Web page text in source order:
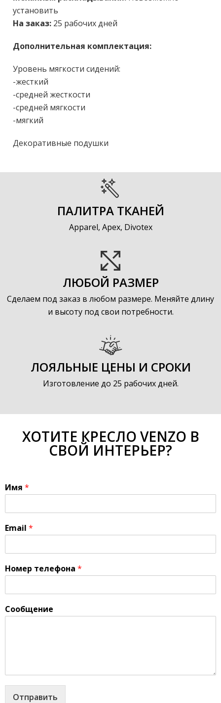
установить
На заказ: 25 рабочих дней
Дополнительная комплектация:
Уровень мягкости сидений:
-жесткий
-средней жесткости
-средней мягкости
-мягкий
Декоративные подушки
ПАЛИТРА ТКАНЕЙ
Apparel, Apex, Divotex
ЛЮБОЙ РАЗМЕР
Сделаем под заказ в любом размере. Меняйте длину
и высоту под свои потребности.
ЛОЯЛЬНЫЕ ЦЕНЫ И СРОКИ
Изготовление до 25 рабочих дней.
ХОТИТЕ КРЕСЛО VENZO В
СВОЙ ИНТЕРЬЕР?
Имя *
Email *
Номер телефона *
Сообщение
Отправить